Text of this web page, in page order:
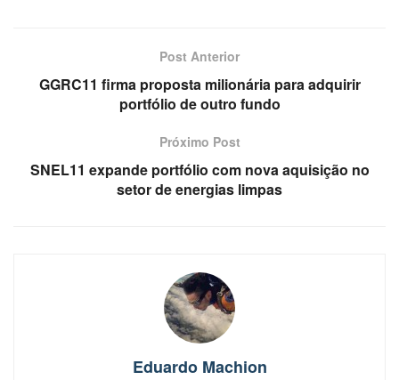
Post Anterior
GGRC11 firma proposta milionária para adquirir
portfólio de outro fundo
Próximo Post
SNEL11 expande portfólio com nova aquisição no
setor de energias limpas
Eduardo Machion